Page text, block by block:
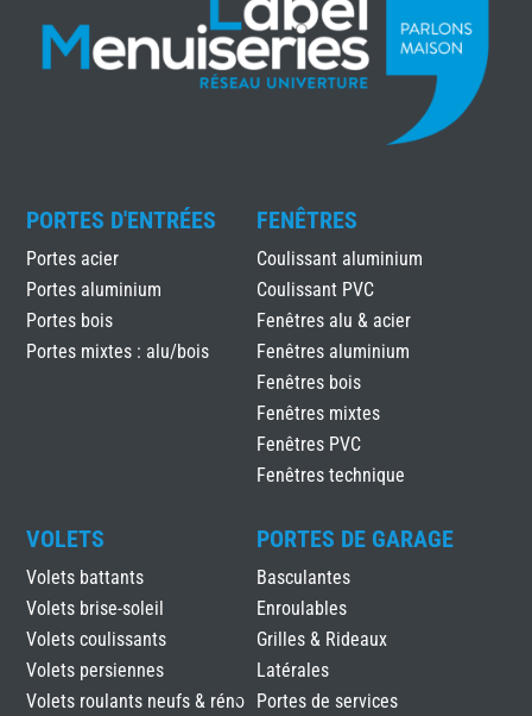
PORTES D'ENTRÉES
Portes acier
Portes aluminium
Portes bois
Portes mixtes : alu/bois
FENÊTRES
Coulissant aluminium
Coulissant PVC
Fenêtres alu & acier
Fenêtres aluminium
Fenêtres bois
Fenêtres mixtes
Fenêtres PVC
Fenêtres technique
VOLETS
Volets battants
Volets brise-soleil
Volets coulissants
Volets persiennes
Volets roulants neufs & réno
PORTES DE GARAGE
Basculantes
Enroulables
Grilles & Rideaux
Latérales
Portes de services